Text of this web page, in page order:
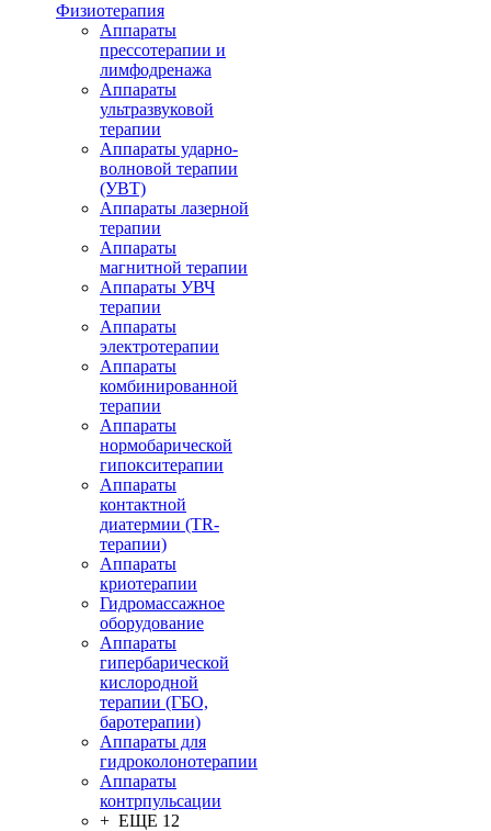
Физиотерапия
Аппараты
прессотерапии и
лимфодренажа
Аппараты
ультразвуковой
терапии
Аппараты ударно-
волновой терапии
(УВТ)
Аппараты лазерной
терапии
Аппараты
магнитной терапии
Аппараты УВЧ
терапии
Аппараты
электротерапии
Аппараты
комбинированной
терапии
Аппараты
нормобарической
гипокситерапии
Аппараты
контактной
диатермии (TR-
терапии)
Аппараты
криотерапии
Гидромассажное
оборудование
Аппараты
гипербарической
кислородной
терапии (ГБО,
баротерапии)
Аппараты для
гидроколонотерапии
Аппараты
контрпульсации
+ ЕЩЕ 12